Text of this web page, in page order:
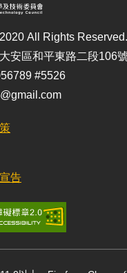
All Rights Reserved.
安區和平東路二段106
#5526
告